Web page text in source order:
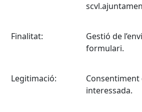
Finalitat:
Gestió de
formulari.
Legitimació:
Consentiment
interessada.